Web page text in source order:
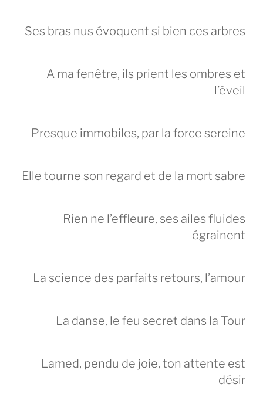
Ses bras nus évoquent si bien ces arbres
A ma fenêtre, ils prient les ombres et
l’éveil
Presque immobiles, par la force sereine
Elle tourne son regard et de la mort sabre
Rien ne l’effleure, ses ailes fluides
égrainent
La science des parfaits retours, l’amour
La danse, le feu secret dans la Tour
Lamed, pendu de joie, ton attente est
désir